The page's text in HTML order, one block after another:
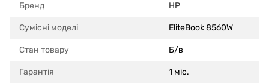
Бренд HP
Сумісні моделi EliteBook 8560W
Стан товару Б/в
Гарантія 1 міс.